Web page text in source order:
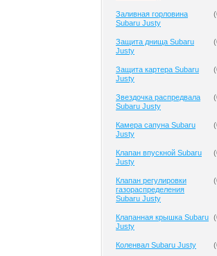
Заливная горловина
Subaru Justy
(
Защита днища Subaru
Justy
(
Защита картера Subaru
Justy
(
Звездочка распредвала
Subaru Justy
(
Камера сапуна Subaru
Justy
(
Клапан впускной Subaru
Justy
(
Клапан регулировки
газораспределения
Subaru Justy
(
Клапанная крышка Subaru
Justy
(
Коленвал Subaru Justy (